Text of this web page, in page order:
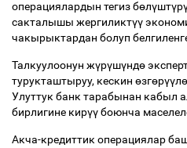
операциялардын тегиз бөлүштүр
сакталышы жергиликтүү
чакырыктардан болуп
Талкуулоонун жүрүшүндө
турукташтыруу, кескин өзгөрүүлө
Улуттук банк тарабынан кабыл
бирлигине кирүүбоюнча
Акча-кредиттик операциялар